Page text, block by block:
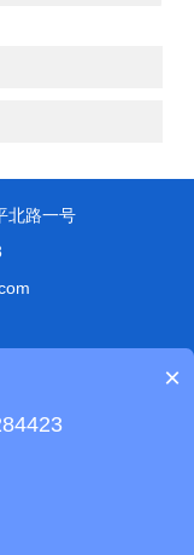
北路一号
×